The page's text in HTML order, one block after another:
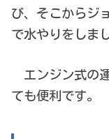
び、そこからジ
で水やりをしま
エンジン式の
ても便利です。